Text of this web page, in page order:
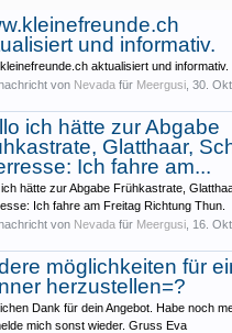
und informativ.
aktualisiert und informativ.
von Nevada für Meergusi 30.
ich hätte zur Abgabe
Glatthaar,
Ich fahre am...
hätte zur Abgabe Frühkastrate,
Ich fahre am Freitag Richtung Thun.
von Nevada für Meergusi 16.
möglichkeiten für
herzustellen=?
Dank für dein Angebot. Habe noch
mich sonst wieder. Gruss Eva